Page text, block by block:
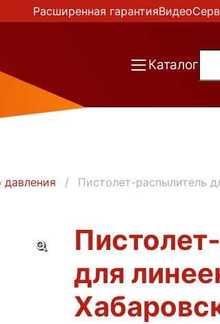
Расширенная гарантияВидео
Каталог
Пистолет-распылитель
для